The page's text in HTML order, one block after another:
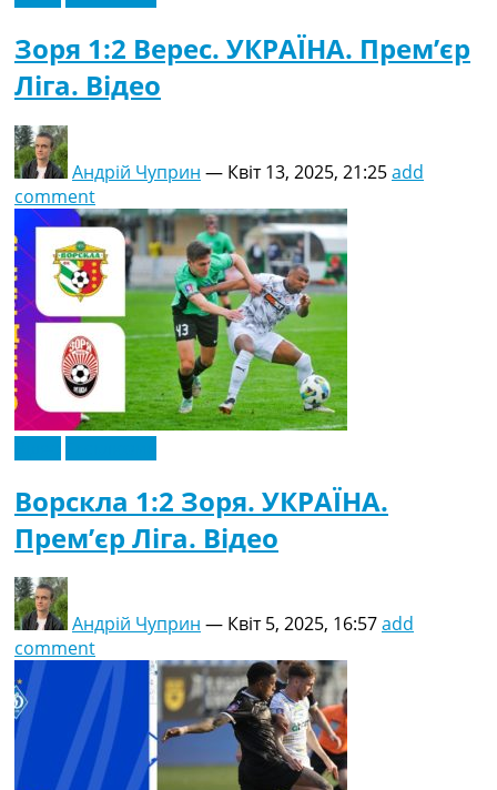
Зоря 1:2 Верес. УКРАЇНА. Прем’єр
Ліга. Відео
Андрій Чуприн — Квіт 13, 2025, 21:25add
comment
Ворскла 1:2 Зоря. УКРАЇНА.
Прем’єр Ліга. Відео
Андрій Чуприн — Квіт 5, 2025, 16:57add
comment